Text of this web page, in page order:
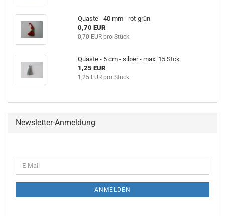
Quaste - 40 mm - rot-grün
0,70 EUR
0,70 EUR pro Stück
Quaste - 5 cm - silber - max. 15 Stck
1,25 EUR
1,25 EUR pro Stück
Newsletter-Anmeldung
ZUR
E-
Mail
ANMELDEN